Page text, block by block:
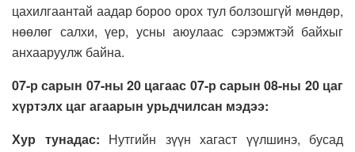
цахилгаантай аадар бороо орох тул болзошгүй мөндөр,
нөөлөг салхи, үер, усны аюулаас сэрэмжтэй байхыг
анхааруулж байна.
07-р сарын 07-ны 20 цагаас 07-р сарын 08-ны 20 цаг
хүртэлх цаг агаарын урьдчилсан мэдээ:
Хур тунадас: Нутгийн зүүн хагаст үүлшинэ, бусад